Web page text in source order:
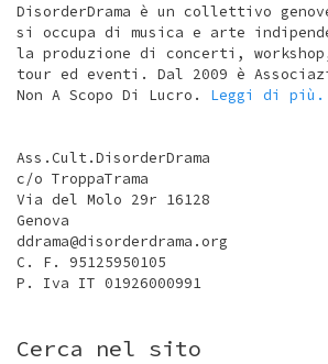
DisorderDrama è un collettivo
si occupa di musica e arte
la produzione di concerti,
tour ed eventi. Dal 2009 è
Non A Scopo Di Lucro. Leggi di più.
Ass.Cult.DisorderDrama
c/o TroppaTrama
Via del Molo 29r 16128
Genova
ddrama@disorderdrama.org
C. F. 95125950105
P. Iva IT 01926000991
Cerca nel sito